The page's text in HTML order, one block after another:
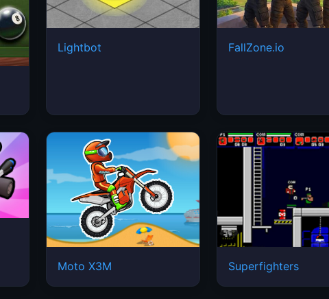
Lightbot FallZone.io
Moto X3M Superfighters